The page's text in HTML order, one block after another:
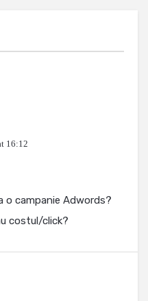
16:12
o campanie Adwords?
costul/click?